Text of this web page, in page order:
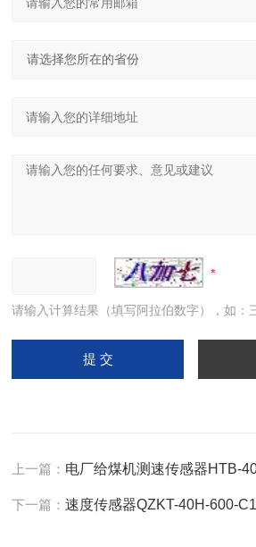
请输入计算结果（填写阿拉伯数字），如：
上一篇： 电厂给煤机测速传感器HTB-
下一篇：速度传感器QZKT-40H-600-